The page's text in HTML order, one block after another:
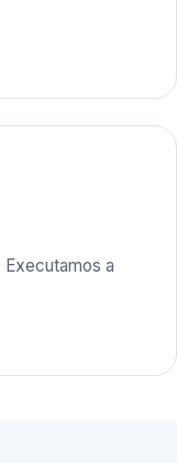
Executamos a